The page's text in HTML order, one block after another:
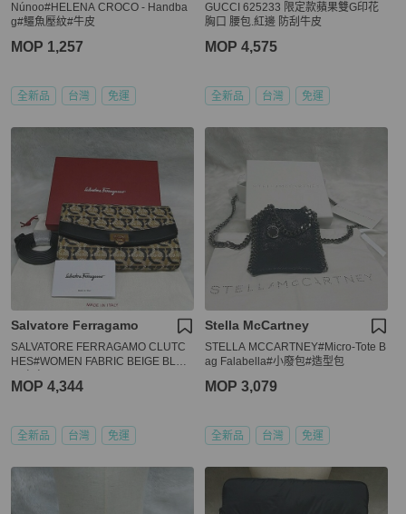
Núnoo#HELENA CROCO - Handba
g#鱷魚壓紋#牛皮
MOP 1,257
全新品 台灣 免運
GUCCI 625233 限定款蘋果雙G印花
胸口 腰包.紅邊 防刮牛皮
MOP 4,575
全新品 台灣 免運
Salvatore Ferragamo
SALVATORE FERRAGAMO CLUTC
HES#WOMEN FABRIC BEIGE BLAC
MOP 4,344
全新品 台灣 免運
Stella McCartney
STELLA MCCARTNEY#Micro-Tote B
ag Falabella#小廢包#造型包
MOP 3,079
全新品 台灣 免運